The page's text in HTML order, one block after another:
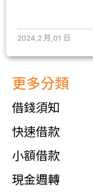
更多分類
借錢須知
快速借款
小額借款
現金週轉
2024,2 月,01 日